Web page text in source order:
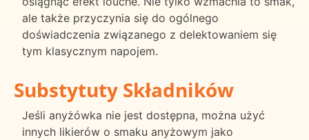
ale także przyczynia się do ogólnego
doświadczenia związanego z delektowaniem się
tym klasycznym napojem.
Substytuty Składników
Jeśli anyżówka nie jest dostępna, można użyć
innych likierów o smaku anyżowym jako